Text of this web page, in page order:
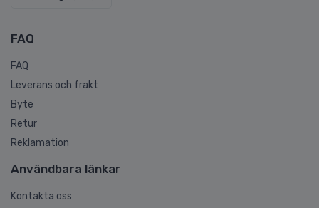
FAQ
FAQ
Leverans och frakt
Byte
Retur
Reklamation
Användbara länkar
Kontakta oss